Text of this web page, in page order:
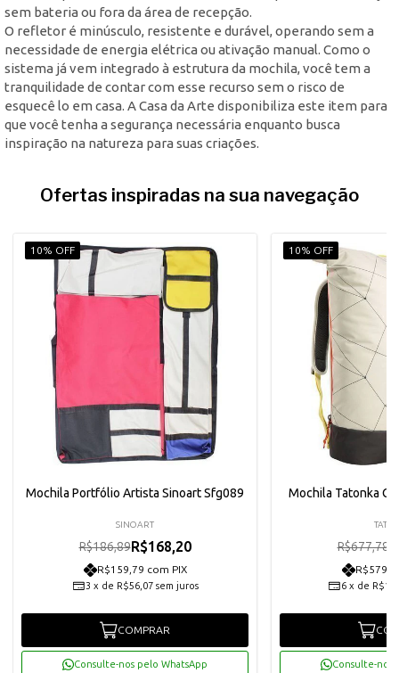
sem bateria ou fora da área de recepção.
O refletor é minúsculo, resistente e durável, operando sem a
necessidade de energia elétrica ou ativação manual. Como o
sistema já vem integrado à estrutura da mochila, você tem a
tranquilidade de contar com esse recurso sem o risco de
esquecê lo em casa. A Casa da Arte disponibiliza este item para
que você tenha a segurança necessária enquanto busca
inspiração na natureza para suas criações.
Ofertas inspiradas na sua navegação
10% OFF
Mochila Portfólio Artista Sinoart Sfg089
SINOART
R$186,89R$168,20
R$159,79 com PIX
3 x de R$56,07 sem juros
COMPRAR
Consulte-nos pelo WhatsApp
10% OFF
Mochila Tatonka
R$677,78
6 x de
Consulte-nos